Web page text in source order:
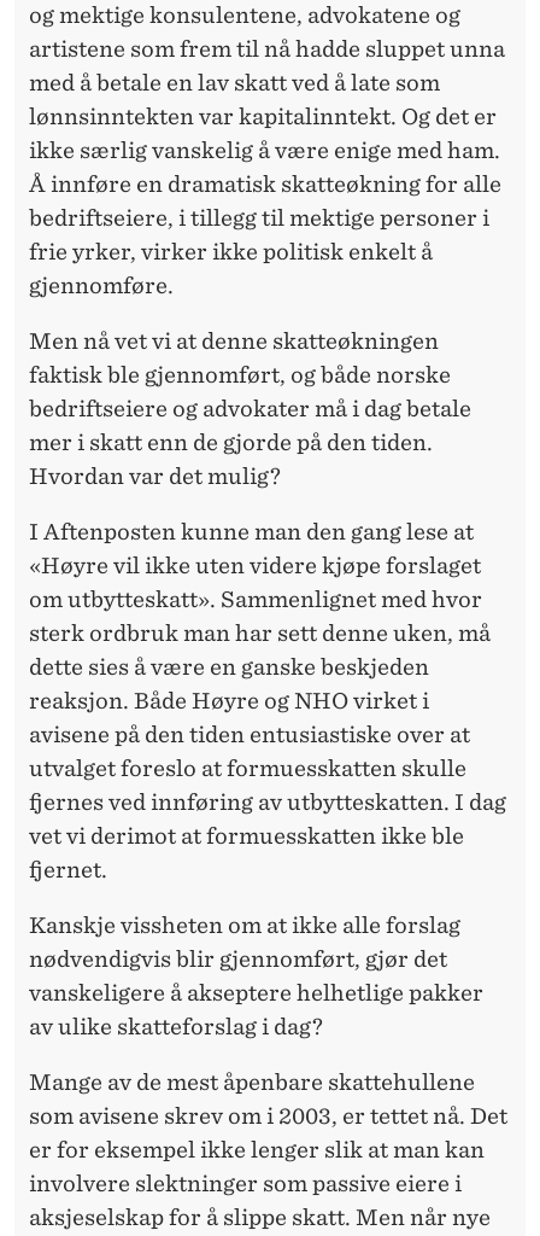
og mektige konsulentene, advokatene og
artistene som frem til nå hadde sluppet unna
med å betale en lav skatt ved å late som
lønnsinntekten var kapitalinntekt. Og det er
ikke særlig vanskelig å være enige med ham.
Å innføre en dramatisk skatteøkning for alle
bedriftseiere, i tillegg til mektige personer i
frie yrker, virker ikke politisk enkelt å
gjennomføre.
Men nå vet vi at denne skatteøkningen
faktisk ble gjennomført, og både norske
bedriftseiere og advokater må i dag betale
mer i skatt enn de gjorde på den tiden.
Hvordan var det mulig?
I Aftenposten kunne man den gang lese at
«Høyre vil ikke uten videre kjøpe forslaget
om utbytteskatt». Sammenlignet med hvor
sterk ordbruk man har sett denne uken, må
dette sies å være en ganske beskjeden
reaksjon. Både Høyre og NHO virket i
avisene på den tiden entusiastiske over at
utvalget foreslo at formuesskatten skulle
fjernes ved innføring av utbytteskatten. I dag
vet vi derimot at formuesskatten ikke ble
fjernet.
Kanskje vissheten om at ikke alle forslag
nødvendigvis blir gjennomført, gjør det
vanskeligere å akseptere helhetlige pakker
av ulike skatteforslag i dag?
Mange av de mest åpenbare skattehullene
som avisene skrev om i 2003, er tettet nå. Det
er for eksempel ikke lenger slik at man kan
involvere slektninger som passive eiere i
aksjeselskap for å slippe skatt. Men når nye